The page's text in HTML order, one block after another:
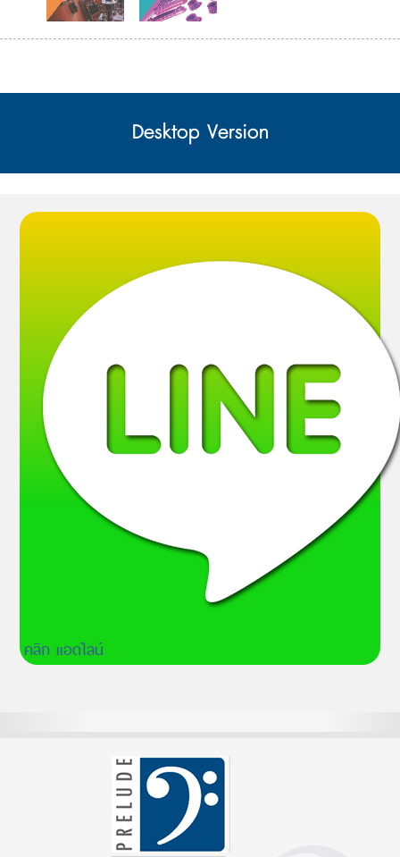
Desktop Version
คลิก แอดไลน์